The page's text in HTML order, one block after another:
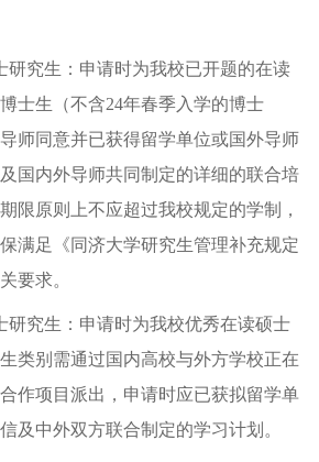
研究生：申请时为我校已开题的在读
士生（不含24年春季入学的博士
师同意并已获得留学单位或国外导师
国内外导师共同制定的详细的联合培
限原则上不应超过我校规定的学制，
满足《同济大学研究生管理补充规定
要求。
研究生：申请时为我校优秀在读硕士
类别需通过国内高校与外方学校正在
作项目派出，申请时应已获拟留学单
及中外双方联合制定的学习计划。